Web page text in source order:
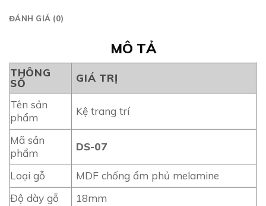
ĐÁNH GIÁ (0)
MÔ TẢ
THÔNG
SỐ
GIÁ TRỊ
Tên sản
phẩm
Kệ trang trí
Mã sản
phẩm
DS-07
Loại gỗ
MDF chống ẩm phủ melamine
Độ dày gỗ
18mm